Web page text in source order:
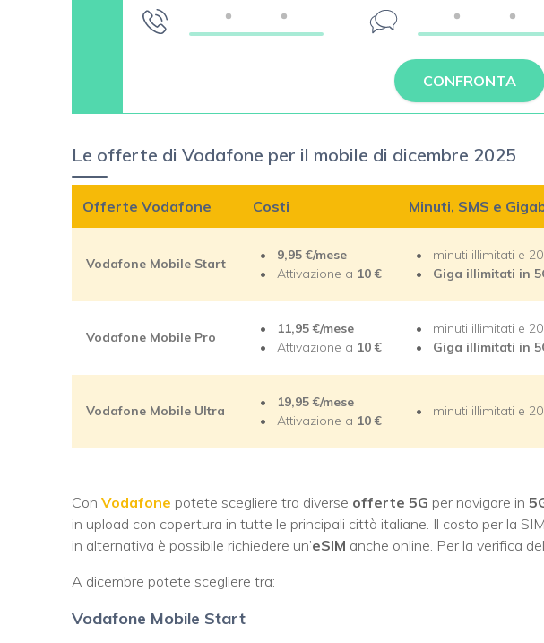
CONFRONTA
Le offerte di Vodafone per il mobile di dicembre 2025
Offerte Vodafone Costi Minuti, SMS e
Vodafone Mobile Start
9,95 €/mese
Attivazione a 10€
minuti illimitati e
Giga illimitati in
Vodafone Mobile Pro
11,95 €/mese
Attivazione a 10€
minuti illimitati e
Giga illimitati in
Vodafone Mobile Ultra
19,95 €/mese
Attivazione a 10€
minuti illimitati e
Con Vodafone potete scegliere tra diverse offerte 5G per navigare in
in upload con copertura in tutte le principali città italiane. Il costo per la
in alternativa è possibile richiedere un’eSIM anche online. Per la verifica
A dicembre potete scegliere tra:
Vodafone Mobile Start